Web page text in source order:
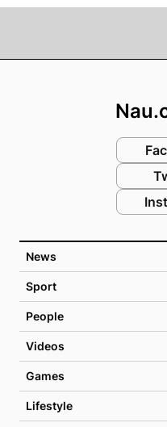
News
Sport
People
Videos
Games
Lifestyle